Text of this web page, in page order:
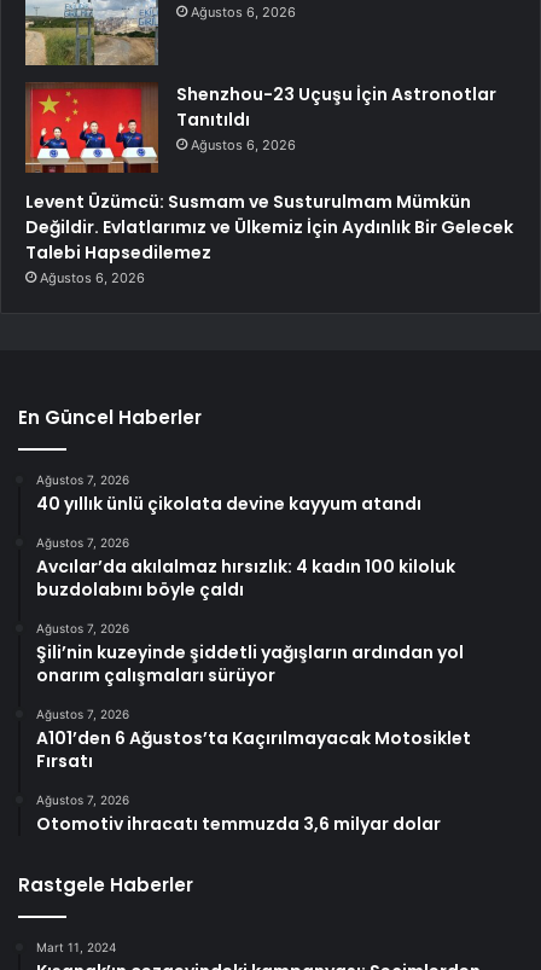
Ağustos 6, 2026
Shenzhou-23 Uçuşu İçin Astronotlar
Tanıtıldı
Ağustos 6, 2026
Levent Üzümcü: Susmam ve Susturulmam Mümkün
Değildir. Evlatlarımız ve Ülkemiz İçin Aydınlık Bir Gelecek
Talebi Hapsedilemez
Ağustos 6, 2026
En Güncel Haberler
Ağustos 7, 2026
40 yıllık ünlü çikolata devine kayyum atandı
Ağustos 7, 2026
Avcılar’da akılalmaz hırsızlık: 4 kadın 100 kiloluk
buzdolabını böyle çaldı
Ağustos 7, 2026
Şili’nin kuzeyinde şiddetli yağışların ardından yol
onarım çalışmaları sürüyor
Ağustos 7, 2026
A101’den 6 Ağustos’ta Kaçırılmayacak Motosiklet
Fırsatı
Ağustos 7, 2026
Otomotiv ihracatı temmuzda 3,6 milyar dolar
Rastgele Haberler
Mart 11, 2024